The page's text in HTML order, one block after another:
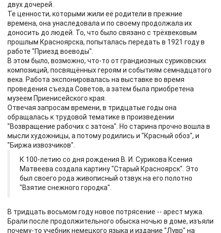
двух дочерей.
Те ценности, которыми жили её родители в прежние
времена, она унаследовала и по своему продолжала их
доносить до людей. То, что было связано с трёхвековым
прошлым Красноярска, попыталась передать в 1921 году в
работе "Приезд воеводы".
В этом было, возможно, что-то от грандиозных суриковских
композиций, посвящённых героям и событиям семнадцатого
века. Работа экспонировалась на выставке во время
проведения съезда Советов, а затем была приобретена
музеем Приенисейского края.
Отвечая запросам времени, в тридцатые годы она
обращалась к трудовой тематике в произведении
"Возвращение рабочих с затона". Но старина прочно вошла в
мысли художницы, а потому родились и "Красный обоз", и
"Биржа извозчиков".
К 100-летию со дня рождения В. И. Сурикова Ксения
Матвеева создала картину "Старый Красноярск". Это
был своего рода живописный отзвук на его полотно
"Взятие снежного городка".
В тридцать восьмом году новое потрясение -- арест мужа.
Брали после продолжительного обыска ночью в доме, изъяли
почему-то учебник немецкого языка и издание "Лувр" на